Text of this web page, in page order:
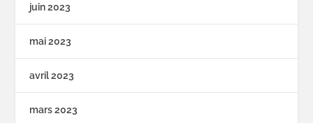
juin 2023
mai 2023
avril 2023
mars 2023